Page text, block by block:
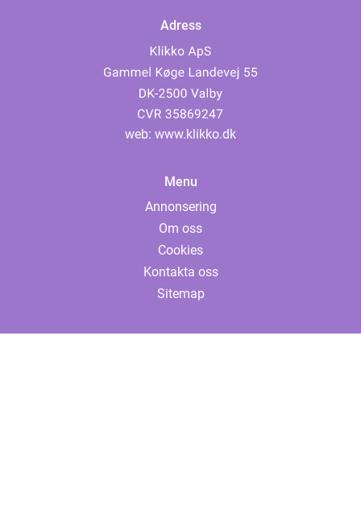
Adress
web: www.klikko.dk
Menu
Annonsering
Om oss
Cookies
Kontakta oss
Sitemap